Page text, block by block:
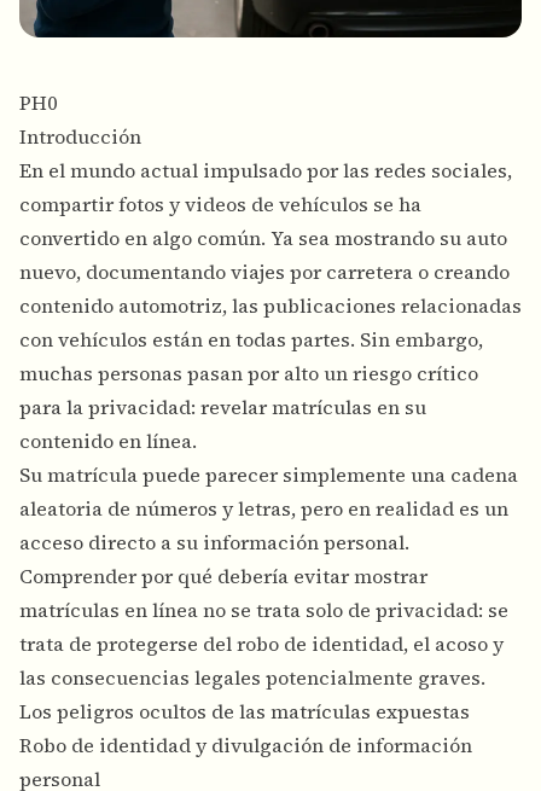
PH0
Introducción
En el mundo actual impulsado por las redes sociales,
compartir fotos y videos de vehículos se ha
convertido en algo común. Ya sea mostrando su auto
nuevo, documentando viajes por carretera o creando
contenido automotriz, las publicaciones relacionadas
con vehículos están en todas partes. Sin embargo,
muchas personas pasan por alto un riesgo crítico
para la privacidad: revelar matrículas en su
contenido en línea.
Su matrícula puede parecer simplemente una cadena
aleatoria de números y letras, pero en realidad es un
acceso directo a su información personal.
Comprender por qué debería evitar mostrar
matrículas en línea no se trata solo de privacidad: se
trata de protegerse del robo de identidad, el acoso y
las consecuencias legales potencialmente graves.
Los peligros ocultos de las matrículas expuestas
Robo de identidad y divulgación de información
personal